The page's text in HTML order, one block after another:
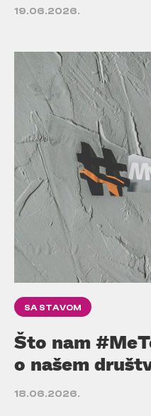
19.06.2026.
SA STAVOM
Što nam
o našem
18.06.2026.